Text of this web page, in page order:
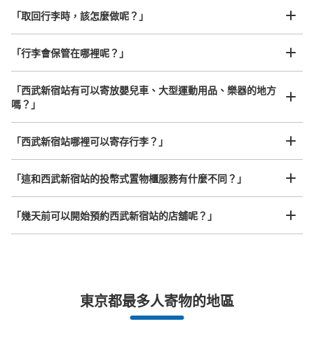
可保管的行李數
大的 3 / ¥1500 中等的 2 / ¥1200 小的 /
¥900
付款方式
ICカード
查看此投幣式儲物櫃的位置
西武新宿駅正面口改札コインロッカー1
从西武新宿駅站步行0分钟。
本日營業時間:05:00〜00:30
放下行李，愉快度過一整天！
任何尺寸的行李都OK
樂器、嬰兒車、腳踏車等，只要是1個人能搬運的行李尺寸就OK
發生行李破損、被偷等狀況時安心有保障
「取回行李時，該怎麼做呢？」
「行李會保管在哪裡呢？」
「西武新宿站有可以寄放嬰兒車、大型運動用品、樂器的地方
嗎？」
「西武新宿站哪裡可以寄存行李？」
「這和西武新宿站的投幣式置物櫃服務有什麼不同？」
「幾天前可以開始預約西武新宿站的店舖呢？」
東京都最多人寄物的地區